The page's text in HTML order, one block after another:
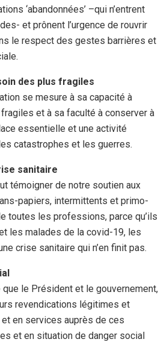
‘abandonnées’ –qui n’entrent
et prônent l’urgence de rouvrir
le respect des gestes barrières et
des plus fragiles
se mesure à sa capacité à
et à sa faculté à conserver à
essentielle et une activité
catastrophes et les guerres.
sanitaire
témoigner de notre soutien aux
papiers, intermittents et primo-
toutes les professions, parce qu’ils
les malades de la covid-19, les
crise sanitaire qui n’en finit pas.
que le Président et le gouvernement,
revendications légitimes et
en services auprès de ces
et en situation de danger social